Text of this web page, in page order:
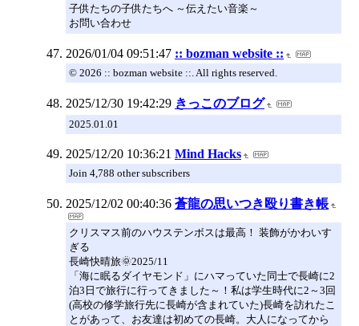
子供たちの子供たちへ ～伝えたい音楽～
お問い合わせ
2026/01/04 09:51:47 :: bozman website ::
© 2026 :: bozman website ::. All rights reserved.
2025/12/30 19:42:29 きっこのブログ
2025.01.01
2025/12/20 10:36:21 Mind Hacks
Join 4,788 other subscribers
2025/12/02 00:40:36 蒼龍の思いつき殴り書き帳
クリスマス前のハウステンボスは最高！ 装飾がかわいす
ぎる
長崎快晴旅🌞2025/11
「海に眠るダイヤモンド」にハマっていた同士で長崎に2
泊3日で旅行に行ってきました～！私は学生時代に2～3回
(高校の修学旅行先に長崎が含まれていた)長崎を訪れたこ
とがあって、お友達は初めての長崎。大人になってから